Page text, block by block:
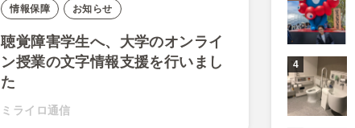
情報保障 お知らせ
聴覚障害学生へ、大学のオンライ
ン授業の文字情報支援を行いまし
た
ミライロ通信